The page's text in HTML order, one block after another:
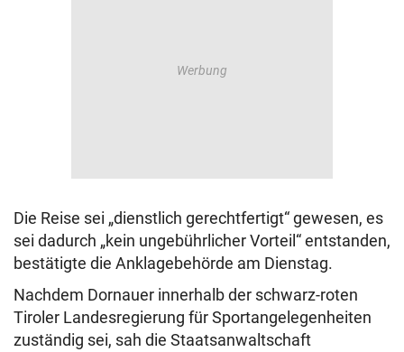
Die Reise sei „dienstlich gerechtfertigt“ gewesen, es
sei dadurch „kein ungebührlicher Vorteil“ entstanden,
bestätigte die Anklagebehörde am Dienstag.
Nachdem Dornauer innerhalb der schwarz-roten
Tiroler Landesregierung für Sportangelegenheiten
zuständig sei, sah die Staatsanwaltschaft